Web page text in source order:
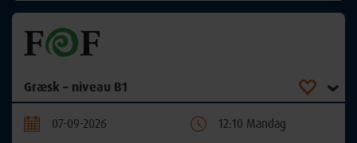
Græsk – niveau B1
07-09-2026 12:10 Mandag